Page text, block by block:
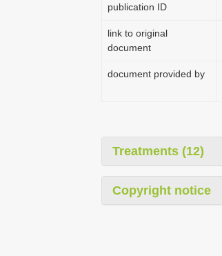
publication ID
link to original
document
document provided by
Treatments (12)
Copyright notice